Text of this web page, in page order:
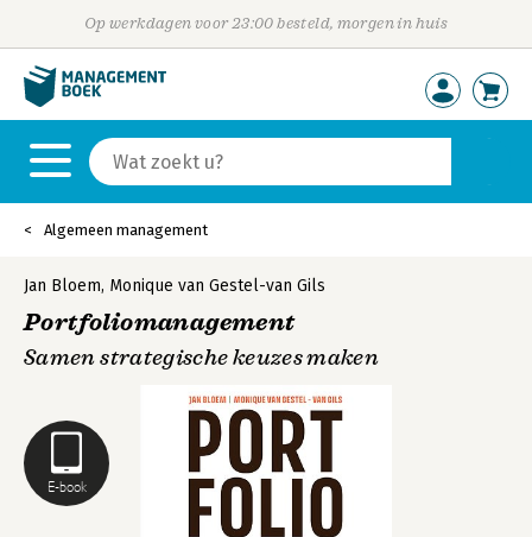
Op werkdagen voor 23:00 besteld, morgen in huis
Algemeen management
E-book
Jan Bloem, Monique van Gestel-van Gils
Portfoliomanagement
Samen strategische keuzes maken